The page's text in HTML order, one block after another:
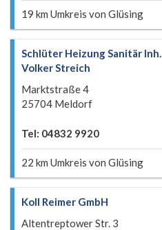
19 km Umkreis von Glüsing
Schlüter Heizung Sanitär Inh.
Volker Streich
Marktstraße 4
25704 Meldorf
Tel: 04832 9920
22 km Umkreis von Glüsing
Koll Reimer GmbH
Altentreptower Str. 3